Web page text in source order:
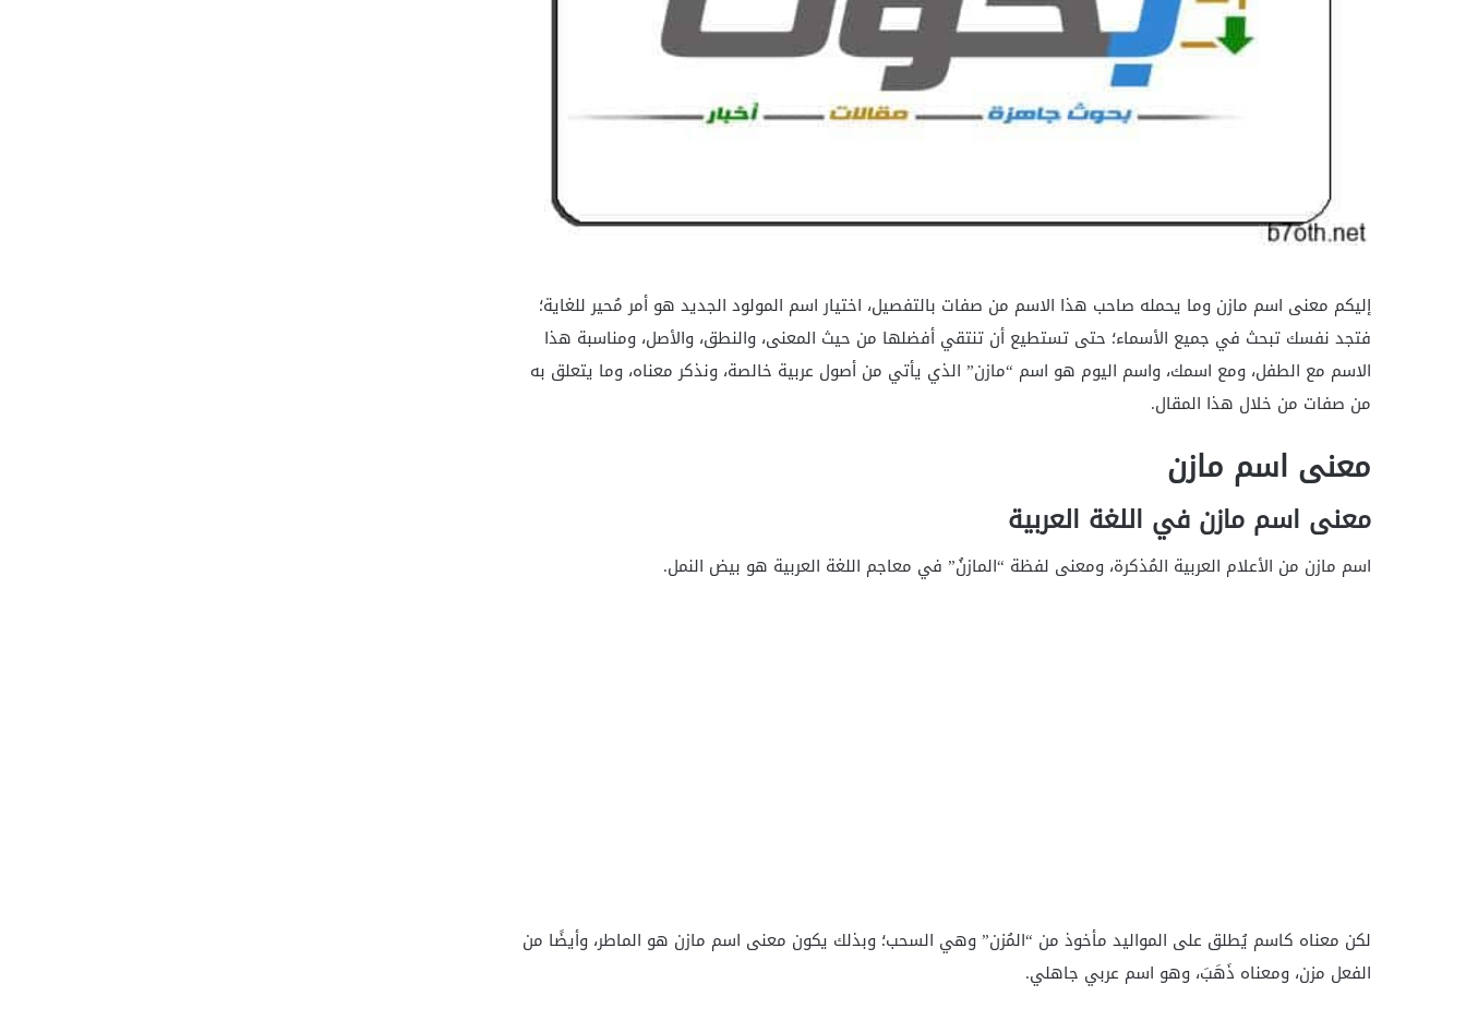
إليكم معنى اسم مازن وما يحمله صاحب هذا الاسم من صفات بالتفصيل، اختيار اسم المولود الجديد هو أمر مُحير للغاية؛
فتجد نفسك تبحث في جميع الأسماء؛ حتى تستطيع أن تنتقي أفضلها من حيث المعنى، والنطق، والأصل، ومناسبة هذا
الاسم مع الطفل، ومع اسمك، واسم اليوم هو اسم “مازن” الذي يأتي من أصول عربية خالصة، ونذكر معناه، وما يتعلق به
من صفات من خلال هذا المقال.
معنى اسم مازن
معنى اسم مازن في اللغة العربية
اسم مازن من الأعلام العربية المُذكرة، ومعنى لفظة “المازنُ” في معاجم اللغة العربية هو بيض النمل.
لكن معناه كاسم يُطلق على المواليد مأخوذ من “المُزن” وهي السحب؛ وبذلك يكون معنى اسم مازن هو الماطر، وأيضًا من
الفعل مزن، ومعناه ذَهَبَ، وهو اسم عربي جاهلي.